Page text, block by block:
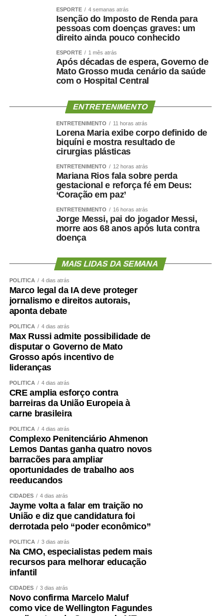
ESPORTE 4 semanas atrás
Isenção do Imposto de Renda para
pessoas com doenças graves: um
direito ainda pouco conhecido
ESPORTE 1 mês atrás
Após décadas de espera, Governo de
Mato Grosso muda cenário da saúde
com o Hospital Central
ENTRETENIMENTO
ENTRETENIMENTO 11 horas atrás
Lorena Maria exibe corpo definido de
biquíni e mostra resultado de
cirurgias plásticas
ENTRETENIMENTO 12 horas atrás
Mariana Rios fala sobre perda
gestacional e reforça fé em Deus:
‘Coração em paz’
ENTRETENIMENTO 16 horas atrás
Jorge Messi, pai do jogador Messi,
morre aos 68 anos após luta contra
doença
MAIS LIDAS DA SEMANA
POLÍTICA 4 dias atrás
Marco legal da IA deve proteger
jornalismo e direitos autorais,
aponta debate
POLÍTICA 4 dias atrás
Max Russi admite possibilidade de
disputar o Governo de Mato
Grosso após incentivo de
lideranças
POLÍTICA 4 dias atrás
CRE amplia esforço contra
barreiras da União Europeia à
carne brasileira
POLÍTICA 4 dias atrás
Complexo Penitenciário Ahmenon
Lemos Dantas ganha quatro novos
barracões para ampliar
oportunidades de trabalho aos
reeducandos
CIDADES 4 dias atrás
Jayme volta a falar em traição no
União e diz que candidatura foi
derrotada pelo “poder econômico”
POLÍTICA 3 dias atrás
Na CMO, especialistas pedem mais
recursos para melhorar educação
infantil
CIDADES 3 dias atrás
Novo confirma Marcelo Maluf
como vice de Wellington Fagundes